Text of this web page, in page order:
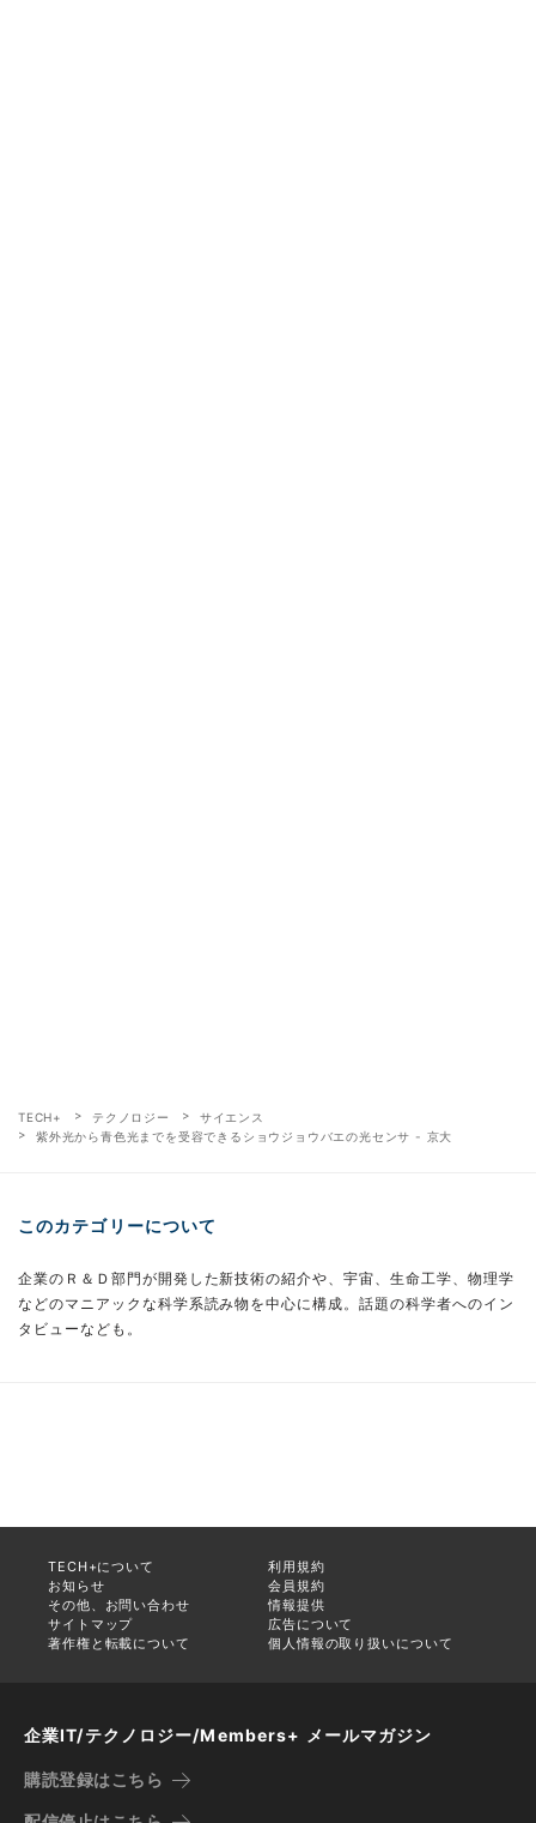
TECH+ テクノロジー
サイエンス
紫外光から青色光までを受容できるショウジョウバエの光センサ - 京大
このカテゴリーについて
企業のＲ＆Ｄ部門が開発した新技術の紹介や、宇宙、生命工学、物理学
などのマニアックな科学系読み物を中心に構成。話題の科学者へのイン
タビューなども。
TECH+について
利用規約
お知らせ
会員規約
その他、お問い合わせ
情報提供
サイトマップ
広告について
著作権と転載について
個人情報の取り扱いについて
企業IT/テクノロジー/Members+ メールマガジン
購読登録はこちら